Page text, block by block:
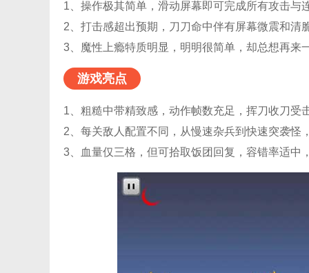
1、操作极其简单，滑动屏幕即可完成所有攻击
2、打击感超出预期，刀刀命中伴有屏幕微震和
3、魔性上瘾特质明显，明明很简单，却总想再来
游戏亮点
1、粗糙中带精致感，动作帧数充足，挥刀收刀
2、每关敌人配置不同，从慢速杂兵到快速突袭
3、血量仅三格，但可拾取饭团回复，容错率适中